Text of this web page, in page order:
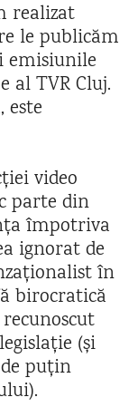
realizat
le publicăm
emisiunile
al TVR Cluj.
este
video
parte din
împotriva
ignorat de
în
birocratică
(și
puțin